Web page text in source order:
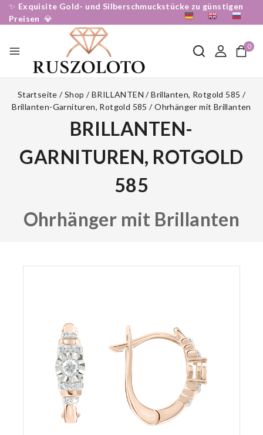
✨ Exquisite Gold- und Silberschmuckstücke zu günstigen
Preisen 💎
0
Startseite / Shop / BRILLANTEN / Brillanten, Rotgold 585 /
Brillanten-Garnituren, Rotgold 585 / Ohrhänger mit Brillanten
BRILLANTEN-
GARNITUREN, ROTGOLD
585
Ohrhänger mit Brillanten